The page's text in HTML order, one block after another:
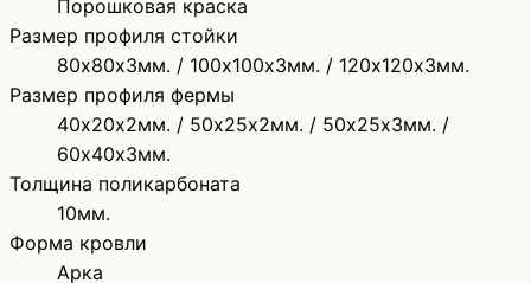
Порошковая краска
Размер профиля стойки
80х80х3мм. / 100х100х3мм. / 120х120х3мм.
Размер профиля фермы
40х20х2мм. / 50х25х2мм. / 50х25х3мм. /
60х40х3мм.
Толщина поликарбоната
10мм.
Форма кровли
Арка